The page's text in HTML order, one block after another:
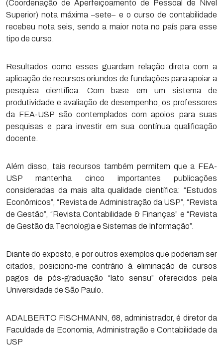
(Coordenação de Aperfeiçoamento de Pessoal de Nível
Superior) nota máxima –sete– e o curso de contabilidade
recebeu nota seis, sendo a maior nota no país para esse
tipo de curso.
Resultados como esses guardam relação direta com a
aplicação de recursos oriundos de fundações para apoiar a
pesquisa científica. Com base em um sistema de
produtividade e avaliação de desempenho, os professores
da FEA-USP são contemplados com apoios para suas
pesquisas e para investir em sua contínua qualificação
docente.
Além disso, tais recursos também permitem que a FEA-
USP mantenha cinco importantes publicações
consideradas da mais alta qualidade científica: “Estudos
Econômicos”, “Revista de Administração da USP”, “Revista
de Gestão”, “Revista Contabilidade & Finanças” e “Revista
de Gestão da Tecnologia e Sistemas de Informação”.
Diante do exposto, e por outros exemplos que poderiam ser
citados, posiciono-me contrário à eliminação de cursos
pagos de pós-graduação “lato sensu” oferecidos pela
Universidade de São Paulo.
ADALBERTO FISCHMANN, 68, administrador, é diretor da
Faculdade de Economia, Administração e Contabilidade da
USP